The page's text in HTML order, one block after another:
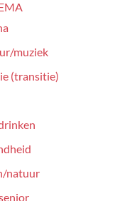
muziek
(transitie)
natuur